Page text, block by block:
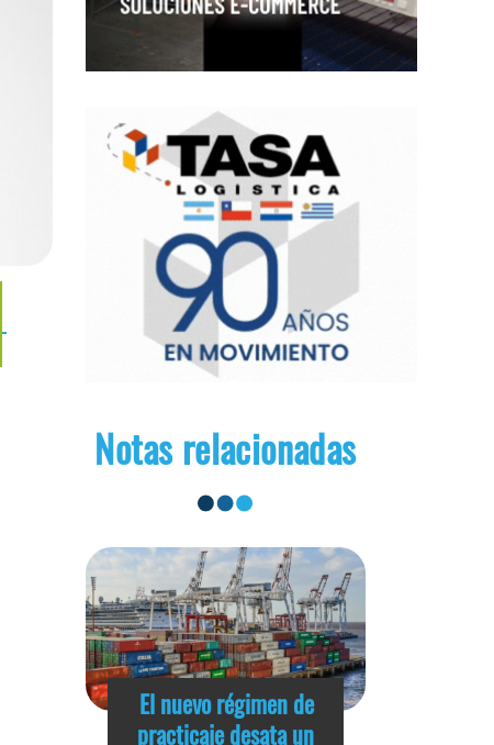
Notas relacionadas
El nuevo régimen de
practicaje desata un